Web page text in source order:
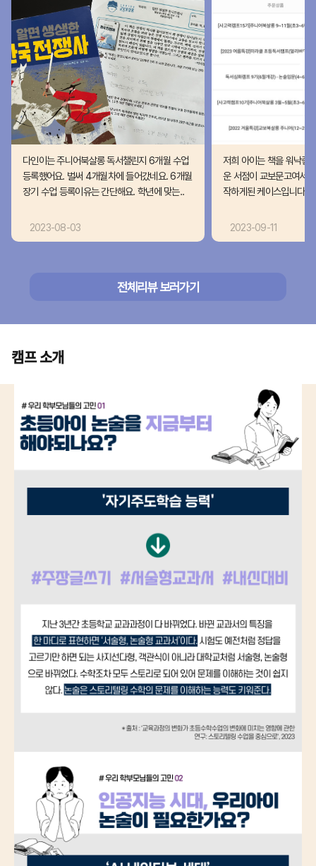
다인이는 주니어북살롱 독서챌린지 6개월 수업
등록했어요. 벌써 4개월차에 들어갔네요. 6개월
장기 수업 등록이유는 간단해요. 학년에 맞는..
2023-08-03
저희 아이는 책을 워낙좋
운 서점이 교보문고여서
작하게된 케이스입니다.
2023-09-11
전체리뷰 보러가기
캠프 소개